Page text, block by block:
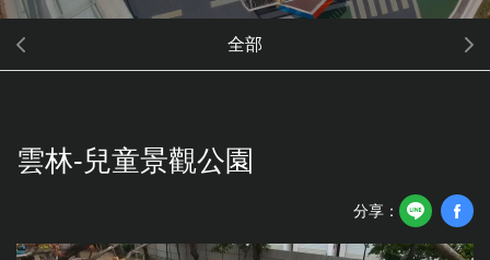
全部
雲林-兒童景觀公園
分享：